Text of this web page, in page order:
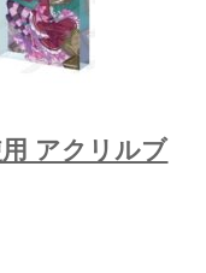
アクリルブ